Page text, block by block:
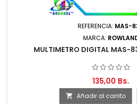
REFERENCIA: MAS-
MARCA:
MULTIMETRO DIGITAL MAS-
135,00 Bs.
 Añadir al carrito